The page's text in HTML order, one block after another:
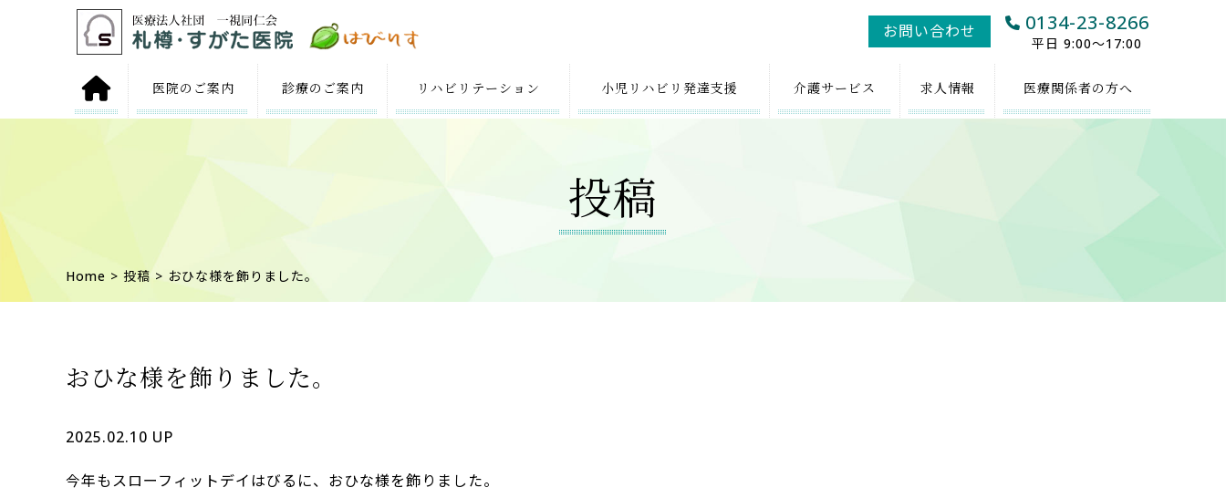
お問い合わせ 0134-23-8266
平日 9:00～17:00
医院の ご案内 診療の ご案内 リハビリテーション 小児リハビリ 発達支援 介護サービス 求人情報 医療関係者の方へ
投稿
Home > 投稿 > おひな様を飾りました。
おひな様を飾りました。
2025.02.10 UP
今年もスローフィットデイはびるに、おひな様を飾りました。